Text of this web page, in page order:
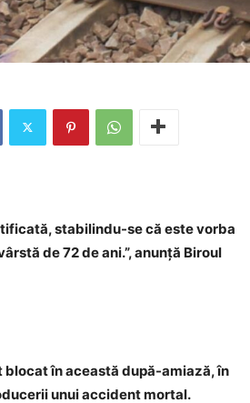
stabilindu-se că este vorba
de 72 de ani.”, anunță Biroul
în această după-amiază, în
unui accident mortal.